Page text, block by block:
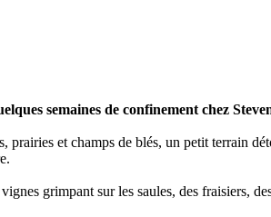
semaines de confinement chez
et champs de blés, un petit terrain
grimpant sur les saules, des fraisiers,